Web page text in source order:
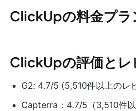
ClickUpの料金プラ
ClickUpの評価とレ
G2: 4.7/5 (5,510件以上のレ
Capterra：4.7/5（3,510件以